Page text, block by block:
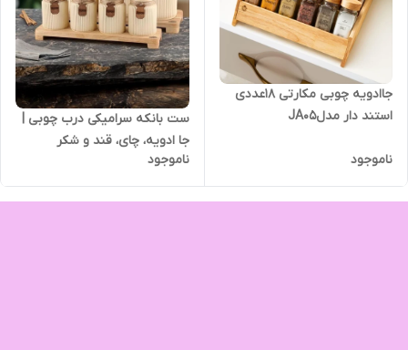
جاادویه چوبی مکارتی ۱۸عددی
استند دار مدلJA05
ناموجود
ست بانکه سرامیکی درب چوبی |
جا ادویه، چای، قند و شکر
ناموجود